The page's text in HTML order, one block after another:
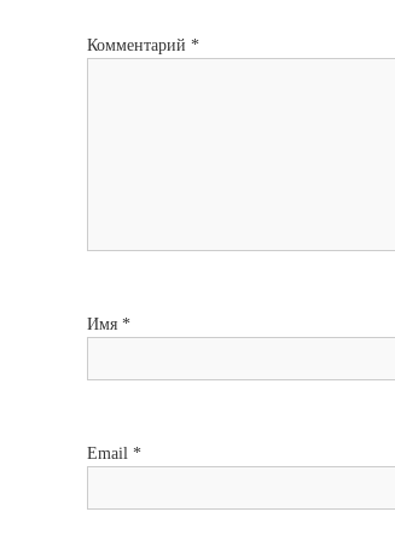
Комментарий *
Имя *
Email *